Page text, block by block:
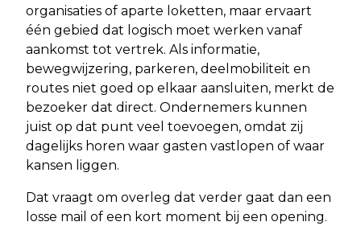
organisaties of aparte loketten, maar ervaart
één gebied dat logisch moet werken vanaf
aankomst tot vertrek. Als informatie,
bewegwijzering, parkeren, deelmobiliteit en
routes niet goed op elkaar aansluiten, merkt de
bezoeker dat direct. Ondernemers kunnen
juist op dat punt veel toevoegen, omdat zij
dagelijks horen waar gasten vastlopen of waar
kansen liggen.
Dat vraagt om overleg dat verder gaat dan een
losse mail of een kort moment bij een opening.